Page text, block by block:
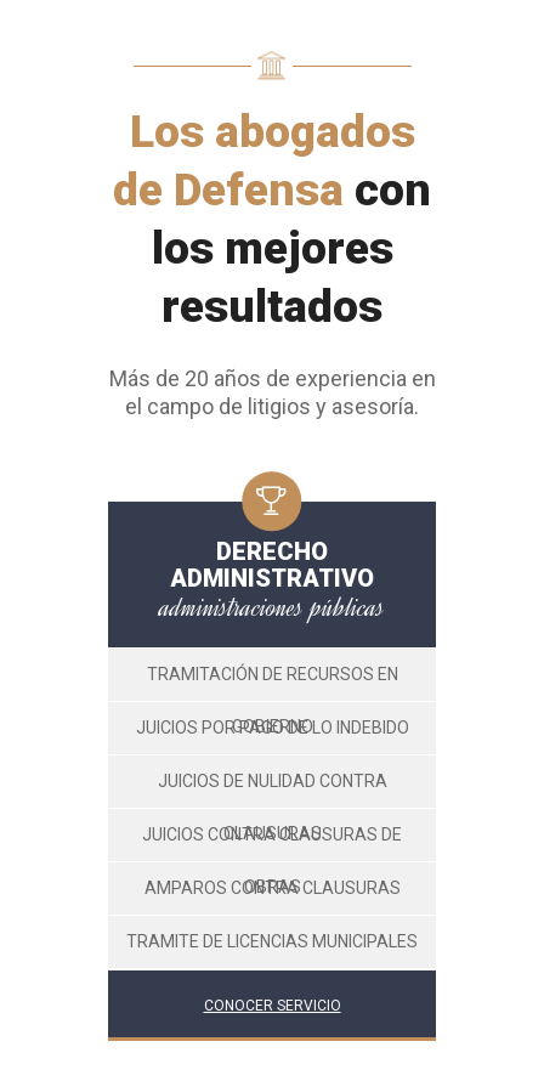
Los abogados
de Defensa con
los mejores
resultados
Más de 20 años de experiencia en
el campo de litigios y asesoría.
DERECHO
ADMINISTRATIVO
administraciones públicas
TRAMITACIÓN DE RECURSOS EN
GOBIERNO
JUICIOS POR PAGO DE LO INDEBIDO
JUICIOS DE NULIDAD CONTRA
CLAUSURAS
JUICIOS CONTRA CLAUSURAS DE
OBRAS
AMPAROS CONTRA CLAUSURAS
TRAMITE DE LICENCIAS MUNICIPALES
CONOCER SERVICIO